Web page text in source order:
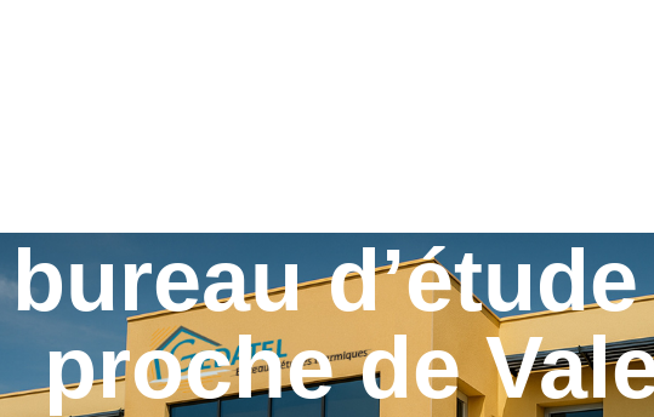
proche de